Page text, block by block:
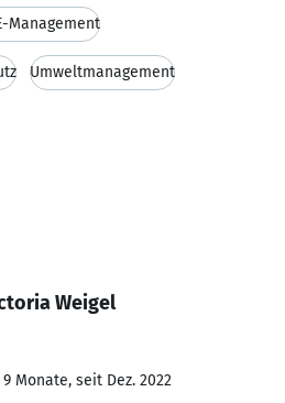
Management
Umweltmanagement
Weigel
Monate, seit Dez. 2022